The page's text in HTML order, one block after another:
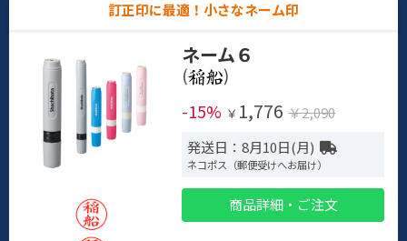
訂正印に最適！小さなネーム印
ネーム６
(
)
-15% ￥ 1,776 ￥2,090
発送日：8月10日(月)
ネコポス（郵便受けへお届け）
商品詳細・ご注文